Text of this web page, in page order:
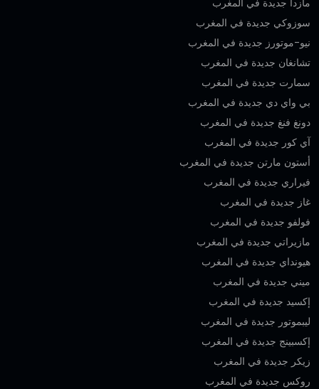
سوزوكي جديدة في المغرب
نيو-موتورز جديدة في المغرب
تشانغان جديدة في المغرب
سمارت جديدة في المغرب
بي واي دي جديدة في المغرب
دونغ فنغ جديدة في المغرب
آي كور جديدة في المغرب
أستون مارتن جديدة في المغرب
فيراري جديدة في المغرب
غاز جديدة في المغرب
فولفو جديدة في المغرب
مازيراتي جديدة في المغرب
هيونداي جديدة في المغرب
ميني جديدة في المغرب
إكسيد جديدة في المغرب
ليبموتور جديدة في المغرب
إكسبينج جديدة في المغرب
زيكر جديدة في المغرب
روكس جديدة في المغرب